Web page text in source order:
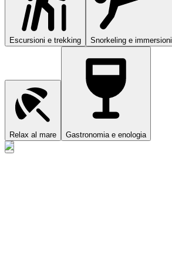
Escursioni e trekking Snorkeling e immersioni
Relax al mare Gastronomia e enologia